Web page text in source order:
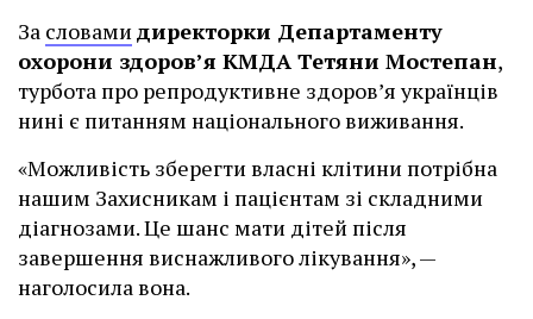
За словамидиректорки Департаменту
охорони здоров’я КМДА Тетяни Мостепан,
турбота про репродуктивне здоров’я українців
нині є питанням національного виживання.
«Можливість зберегти власні клітини потрібна
нашим Захисникам і пацієнтам зі складними
діагнозами. Це шанс мати дітей після
завершення виснажливого лікування», —
наголосила вона.